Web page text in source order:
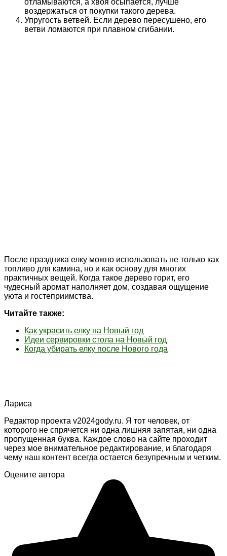
отламываются, а хвоя осыпается, лучше
воздержаться от покупки такого дерева.
Упругость ветвей. Если дерево пересушено, его
ветви ломаются при плавном сгибании.
После праздника елку можно использовать не только как
топливо для камина, но и как основу для многих
практичных вещей. Когда такое дерево горит, его
чудесный аромат наполняет дом, создавая ощущение
уюта и гостеприимства.
Читайте также:
Как украсить елку на Новый год
Идеи сервировки стола на Новый год
Когда убирать елку после Нового года
Лариса
Редактор проекта v2024gody.ru. Я тот человек, от
которого не спрячется ни одна лишняя запятая, ни одна
пропущенная буква. Каждое слово на сайте проходит
через мое внимательное редактирование, и благодаря
чему наш контент всегда остается безупречным и четким.
Оцените автора